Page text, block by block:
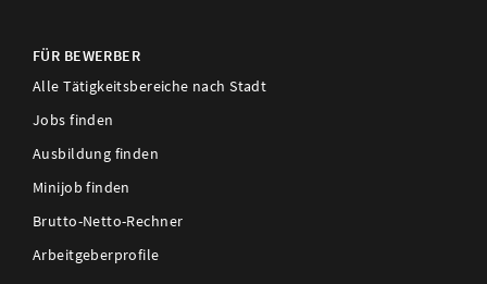
FÜR BEWERBER
Alle Tätigkeitsbereiche nach Stadt
Jobs finden
Ausbildung finden
Minijob finden
Brutto-Netto-Rechner
Arbeitgeberprofile